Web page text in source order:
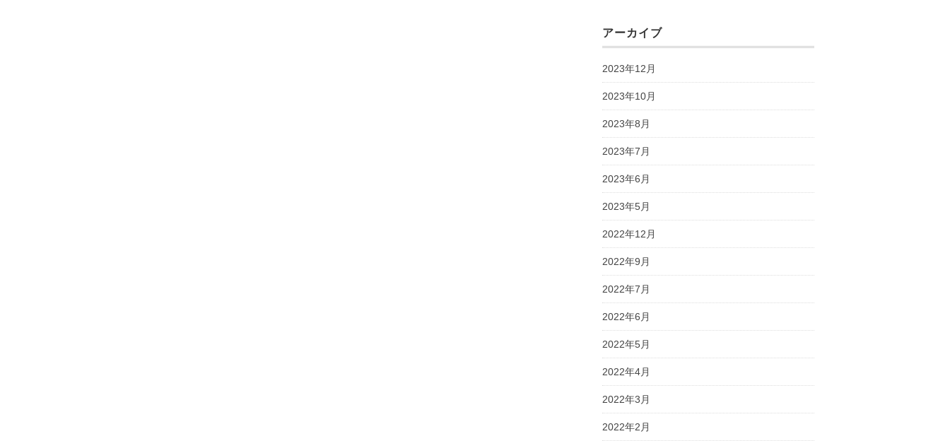
アーカイブ
2023年12月
2023年10月
2023年8月
2023年7月
2023年6月
2023年5月
2022年12月
2022年9月
2022年7月
2022年6月
2022年5月
2022年4月
2022年3月
2022年2月